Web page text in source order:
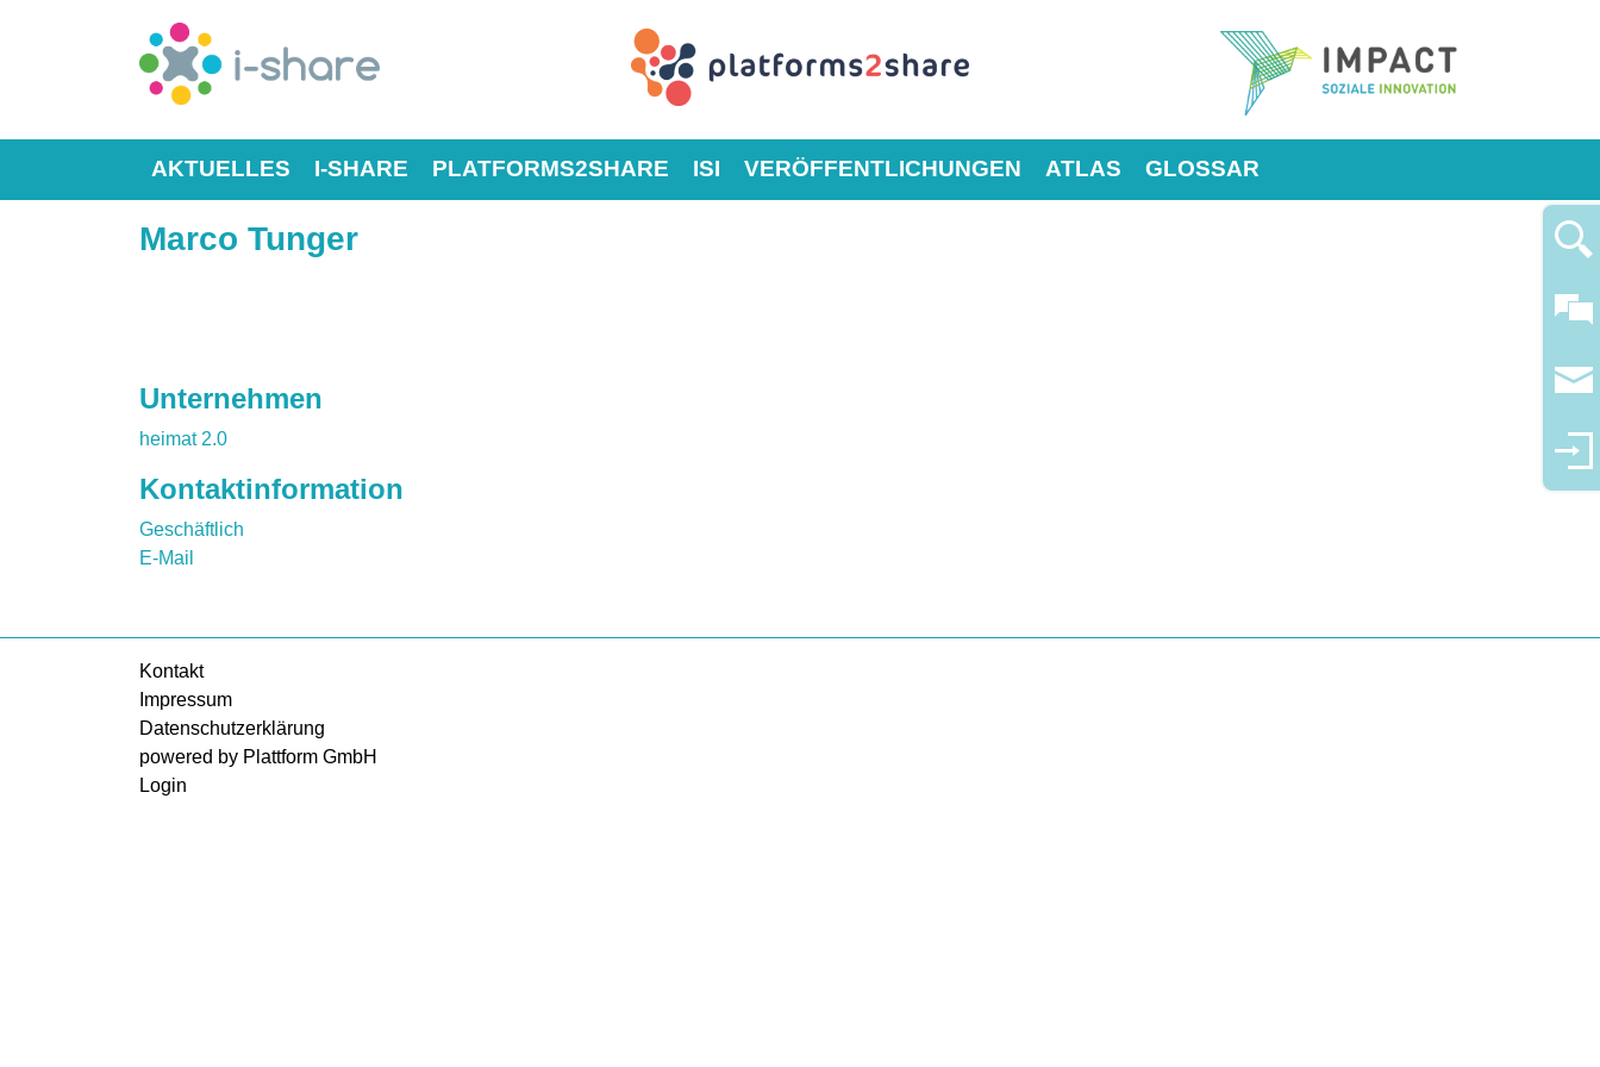
AKTUELLES I-SHARE PLATFORMS2SHARE ISI VERÖFFENTLICHUNGEN ATLAS GLOSSAR
Marco Tunger
Unternehmen
heimat 2.0
Kontaktinformation
Geschäftlich
E-Mail
Kontakt
Impressum
Datenschutzerklärung
powered by Plattform GmbH
Login